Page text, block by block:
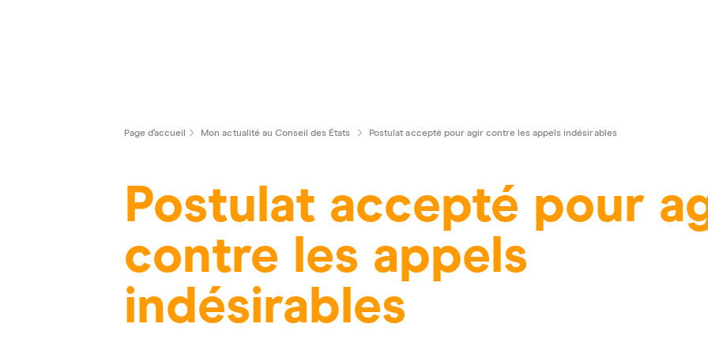
Page d'accueil Mon actualité au Conseil des États Postulat accepté pour agir contre les appels indésirables
Postulat accepté pour
contre les appels
indésirables